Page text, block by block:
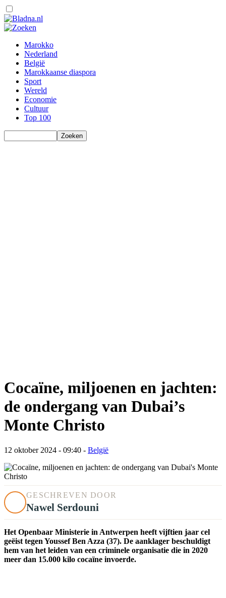
Marokko
Nederland
België
Marokkaanse diaspora
Sport
Wereld
Economie
Cultuur
Top 100
Cocaïne, miljoenen en jachten:
de ondergang van Dubai’s
Monte Christo
12 oktober 2024 - 09:40 - België
GESCHREVEN DOOR
Nawel Serdouni
Het Openbaar Ministerie in Antwerpen heeft vijftien jaar cel
geëist tegen Youssef Ben Azza (37). De aanklager beschuldigt
hem van het leiden van een criminele organisatie die in 2020
meer dan 15.000 kilo cocaïne invoerde.